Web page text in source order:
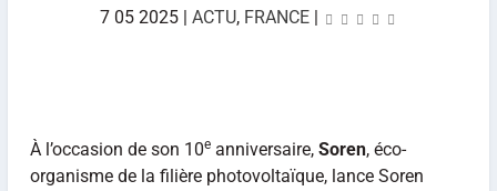
7 05 2025 |ACTU, FRANCE |
À l’occasion de son 10eanniversaire, Soren, éco-
organisme de la filière photovoltaïque, lance Soren